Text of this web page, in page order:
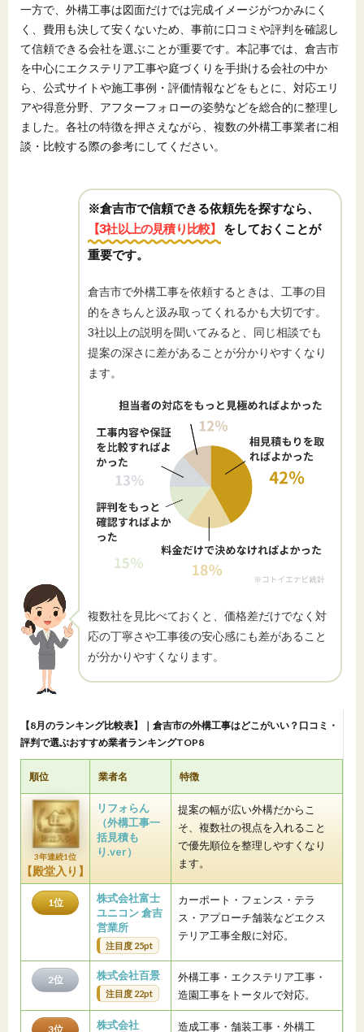
一方で、外構工事は図面だけでは完成イメージがつかみにく
く、費用も決して安くないため、事前に口コミや評判を確認し
て信頼できる会社を選ぶことが重要です。本記事では、倉吉市
を中心にエクステリア工事や庭づくりを手掛ける会社の中か
ら、公式サイトや施工事例・評価情報などをもとに、対応エリ
アや得意分野、アフターフォローの姿勢などを総合的に整理し
ました。各社の特徴を押さえながら、複数の外構工事業者に相
談・比較する際の参考にしてください。
※倉吉市で信頼できる依頼先を探すなら、
【3社以上の見積り比較】
をしておくことが
重要です。
倉吉市で外構工事を依頼するときは、工事の目
的をきちんと汲み取ってくれるかも大切です。
3社以上の説明を聞いてみると、同じ相談でも
提案の深さに差があることが分かりやすくなり
ます。
複数社を見比べておくと、価格差だけでなく対
応の丁寧さや工事後の安心感にも差があること
が分かりやすくなります。
【8月のランキング比較表】｜倉吉市の外構工事はどこがいい？口コミ・
評判で選ぶおすすめ業者ランキングTOP8
順位 業者名 特徴
3年連続1位
【殿堂入り】
リフォらん
（外構工事一
括見積も
り.ver）
提案の幅が広い外構だからこ
そ、複数社の視点を入れること
で優先順位を整理しやすくなり
ます。
1位
株式会社富士
ユニコン 倉吉
営業所
注目度 25pt
カーポート・フェンス・テラ
ス・アプローチ舗装などエクス
テリア工事全般に対応。
2位 株式会社百景
注目度 22pt
外構工事・エクステリア工事・
造園工事をトータルで対応。
3位
株式会社
造成工事・舗装工事・外構工